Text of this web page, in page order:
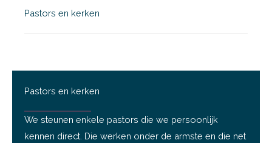
Pastors en kerken
Pastors en kerken
We steunen enkele pastors die we persoonlijk
kennen direct. Die werken onder de armste en die net